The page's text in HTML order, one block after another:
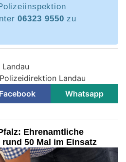
06323 9550 zu
Landau
Facebook Whatsapp
Ehrenamtliche
50 Mal im Einsatz